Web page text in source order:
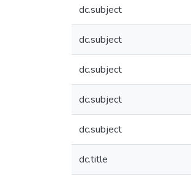
dc.subject
dc.subject
dc.subject
dc.subject
dc.subject
dc.title